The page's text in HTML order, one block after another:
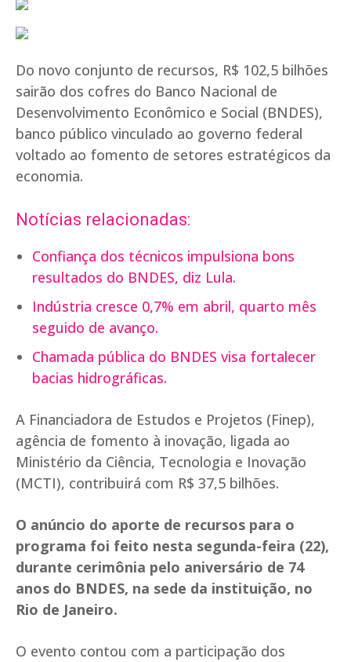
Do novo conjunto de recursos, R$ 102,5 bilhões
sairão dos cofres do Banco Nacional de
Desenvolvimento Econômico e Social (BNDES),
banco público vinculado ao governo federal
voltado ao fomento de setores estratégicos da
economia.
Notícias relacionadas:
Confiança dos técnicos impulsiona bons
resultados do BNDES, diz Lula.
Indústria cresce 0,7% em abril, quarto mês
seguido de avanço.
Chamada pública do BNDES visa fortalecer
bacias hidrográficas.
A Financiadora de Estudos e Projetos (Finep),
agência de fomento à inovação, ligada ao
Ministério da Ciência, Tecnologia e Inovação
(MCTI), contribuirá com R$ 37,5 bilhões.
O anúncio do aporte de recursos para o
programa foi feito nesta segunda-feira (22),
durante cerimônia pelo aniversário de 74
anos do BNDES, na sede da instituição, no
Rio de Janeiro.
O evento contou com a participação dos